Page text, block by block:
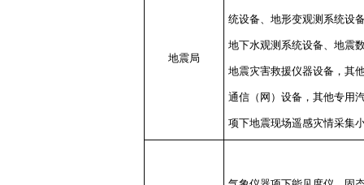
地震局
统设备、地形变观测系统设
地下水观测系统设备、地震
地震灾害救援仪器设备，其
通信（网）设备，其他专用
项下地震现场遥感灾情采集